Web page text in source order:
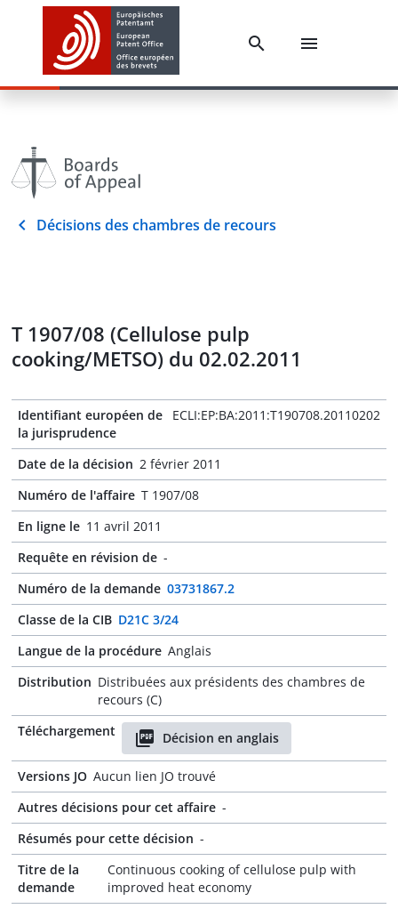
Décisions des chambres de recours
T 1907/08 (Cellulose pulp
cooking/METSO) du 02.02.2011
Identifiant européen de
la jurisprudence
ECLI:EP:BA:2011:T190708.20110202
Date de la décision 2 février 2011
Numéro de l'affaire T 1907/08
En ligne le 11 avril 2011
Requête en révision de -
Numéro de la demande 03731867.2
Classe de la CIB D21C 3/24
Langue de la procédure Anglais
Distribution Distribuées aux présidents des chambres de
recours (C)
Téléchargement
Décision en anglais
Versions JO Aucun lien JO trouvé
Autres décisions pour cet affaire -
Résumés pour cette décision -
Titre de la
demande
Continuous cooking of cellulose pulp with
improved heat economy